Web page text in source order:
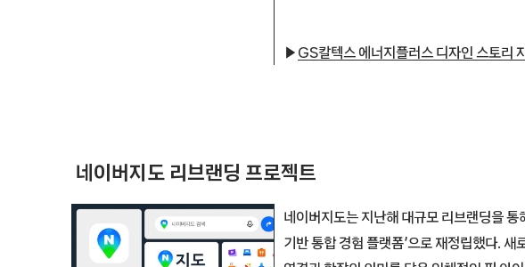
▶ GS칼텍스 에너지플러스 디자인 스토리
네이버지도 리브랜딩 프로젝트
네이버지도는 지난해 대규모 리브랜딩을 통
기반 통합 경험 플랫폼’으로 재정립했다. 새